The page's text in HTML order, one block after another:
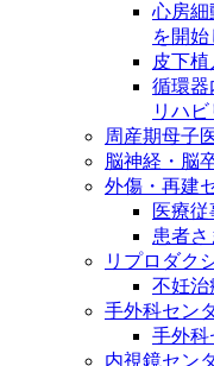
心房細
を開始
皮下植
循環
リハ
周産期母子
脳神経・脳
外傷・再建
医療
患者さ
リプロダク
不妊治
手外科セン
手外科
内視鏡セン